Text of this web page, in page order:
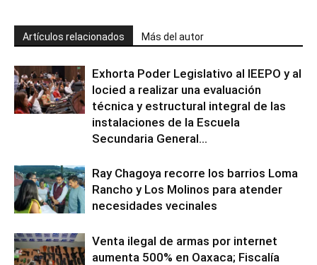
Artículos relacionados Más del autor
Exhorta Poder Legislativo al IEEPO y al
Iocied a realizar una evaluación
técnica y estructural integral de las
instalaciones de la Escuela
Secundaria General...
Ray Chagoya recorre los barrios Loma
Rancho y Los Molinos para atender
necesidades vecinales
Venta ilegal de armas por internet
aumenta 500% en Oaxaca; Fiscalía